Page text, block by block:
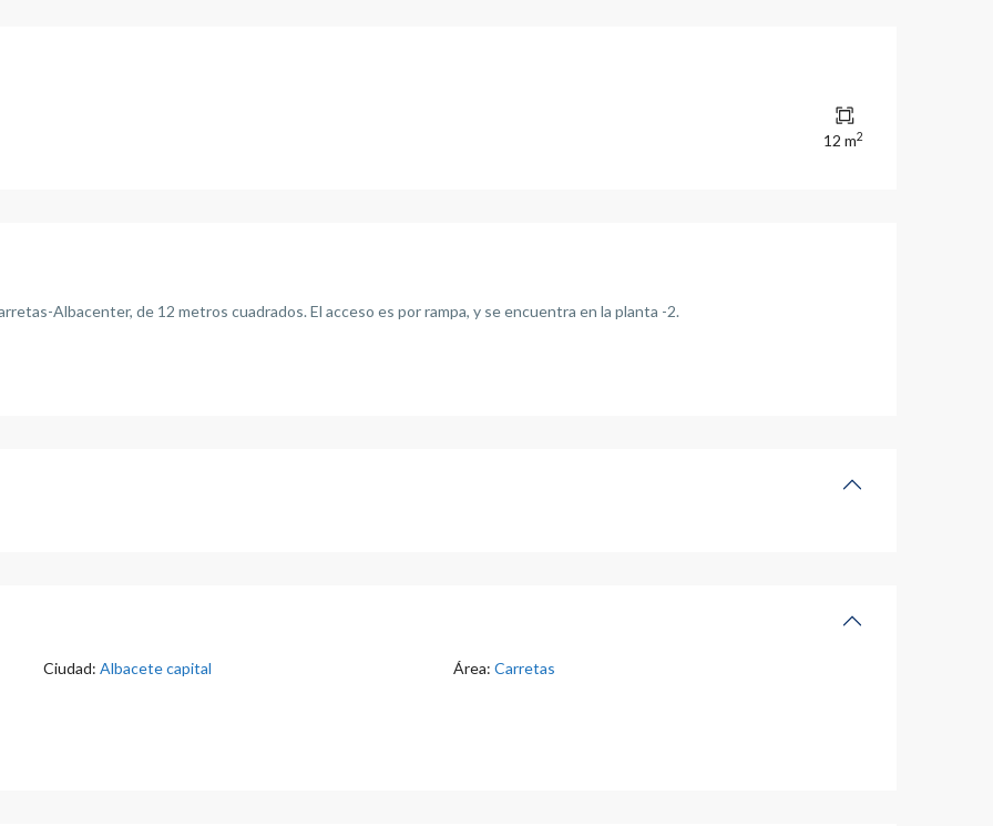
12 m2
Albacenter, de 12 metros cuadrados. El acceso es por rampa, y se encuentra en la planta -2.
Ciudad: Albacete capital Área: Carretas